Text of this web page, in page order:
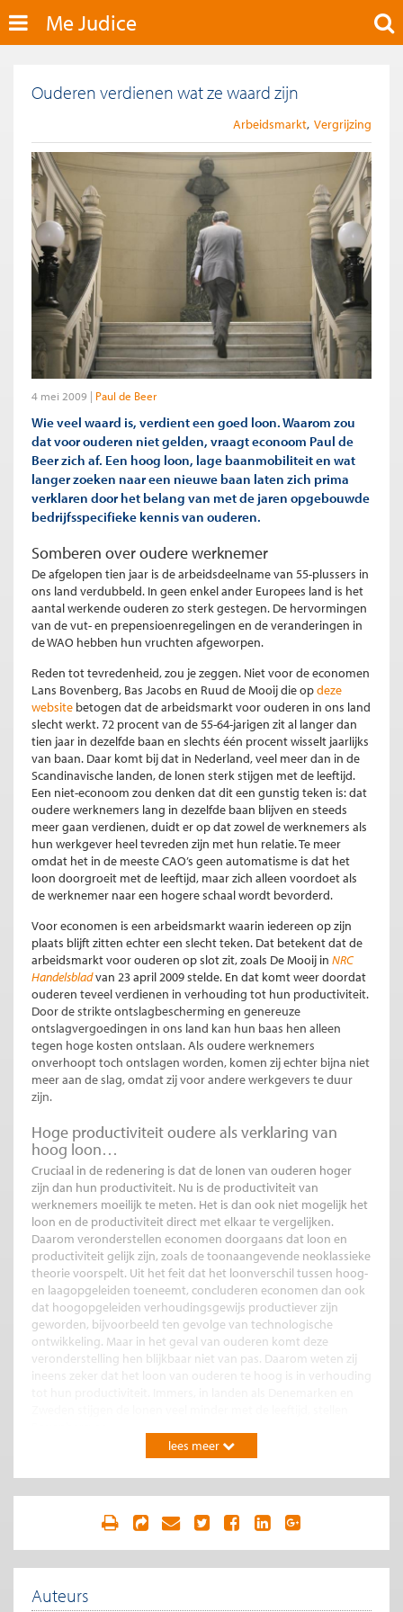
Me Judice
Ouderen verdienen wat ze waard zijn
Arbeidsmarkt Vergrijzing
4 mei 2009 Paul de Beer
Wie veel waard is, verdient een goed loon. Waarom zou
dat voor ouderen niet gelden, vraagt econoom Paul de
Beer zich af. Een hoog loon, lage baanmobiliteit en wat
langer zoeken naar een nieuwe baan laten zich prima
verklaren door het belang van met de jaren opgebouwde
bedrijfsspecifieke kennis van ouderen.
Somberen over oudere werknemer
De afgelopen tien jaar is de arbeidsdeelname van 55-plussers in
ons land verdubbeld. In geen enkel ander Europees land is het
aantal werkende ouderen zo sterk gestegen. De hervormingen
van de vut- en prepensioenregelingen en de veranderingen in
de WAO hebben hun vruchten afgeworpen.
Reden tot tevredenheid, zou je zeggen. Niet voor de economen
Lans Bovenberg, Bas Jacobs en Ruud de Mooij die opdeze
website betogen dat de arbeidsmarkt voor ouderen in ons land
slecht werkt. 72 procent van de 55-64-jarigen zit al langer dan
tien jaar in dezelfde baan en slechts één procent wisselt jaarlijks
van baan. Daar komt bij dat in Nederland, veel meer dan in de
Scandinavische landen, de lonen sterk stijgen met de leeftijd.
Een niet-econoom zou denken dat dit een gunstig teken is: dat
oudere werknemers lang in dezelfde baan blijven en steeds
meer gaan verdienen, duidt er op dat zowel de werknemers als
hun werkgever heel tevreden zijn met hun relatie. Te meer
omdat het in de meeste CAO’s geen automatisme is dat het
loon doorgroeit met de leeftijd, maar zich alleen voordoet als
de werknemer naar een hogere schaal wordt bevorderd.
Voor economen is een arbeidsmarkt waarin iedereen op zijn
plaats blijft zitten echter een slecht teken. Dat betekent dat de
arbeidsmarkt voor ouderen op slot zit, zoals De Mooij in NRC
Handelsbladvan 23 april 2009 stelde. En dat komt weer doordat
ouderen teveel verdienen in verhouding tot hun productiviteit.
Door de strikte ontslagbescherming en genereuze
ontslagvergoedingen in ons land kan hun baas hen alleen
tegen hoge kosten ontslaan. Als oudere werknemers
onverhoopt toch ontslagen worden, komen zij echter bijna niet
meer aan de slag, omdat zij voor andere werkgevers te duur
zijn.
Hoge productiviteit oudere als verklaring van
hoog loon…
Cruciaal in de redenering is dat de lonen van ouderen hoger
zijn dan hun productiviteit. Nu is de productiviteit van
werknemers moeilijk te meten. Het is dan ook niet mogelijk het
loon en de productiviteit direct met elkaar te vergelijken.
Daarom veronderstellen economen doorgaans dat loon en
productiviteit gelijk zijn, zoals de toonaangevende neoklassieke
theorie voorspelt. Uit het feit dat het loonverschil tussen hoog-
en laagopgeleiden toeneemt, concluderen economen dan ook
dat hoogopgeleiden verhoudingsgewijs productiever zijn
geworden, bijvoorbeeld ten gevolge van technologische
ontwikkeling. Maar in het geval van ouderen komt deze
veronderstelling hen blijkbaar niet van pas. Daarom weten zij
ineens zeker dat het loon van ouderen te hoog is in verhouding
... van lage baanmobiliteit…
Dat dit ook zou kunnen betekenen dat ouderen in Nederland
simpelweg productiever zijn, komt niet bij hen op. Dit zou juist
weleens kunnen komen doordat zij weinig van baan
veranderen en zich steeds verder ontwikkelen in hun functie. Zij
bouwen daarmee veel bedrijfsspecifieke vaardigheden op, die
alleen van waarde zijn in hun huidige werk en niet bij een ander
dan zij elders kunnen verdienen. Het is dan begrijpelijk dat zij
lees meer
Auteurs